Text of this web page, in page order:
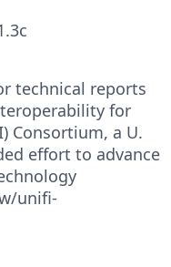
technical reports
for
Consortium, a U.
effort to advance
unifi-